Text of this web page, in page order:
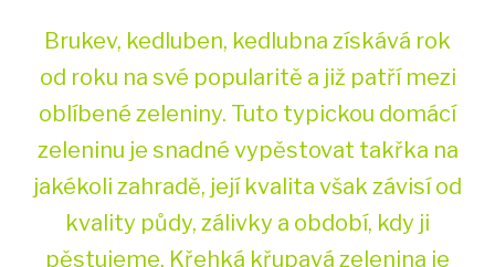
Brukev, kedluben, kedlubna získává rok
od roku na své popularitě a již patří mezi
oblíbené zeleniny. Tuto typickou domácí
zeleninu je snadné vypěstovat takřka na
jakékoli zahradě, její kvalita však závisí od
kvality půdy, zálivky a období, kdy ji
pěstujeme. Křehká křupavá zelenina je